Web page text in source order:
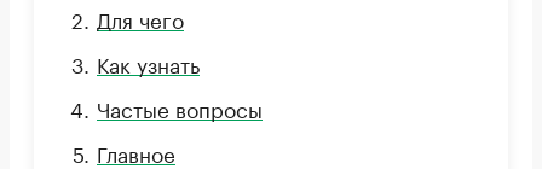
Для чего
Как узнать
Частые вопросы
Главное